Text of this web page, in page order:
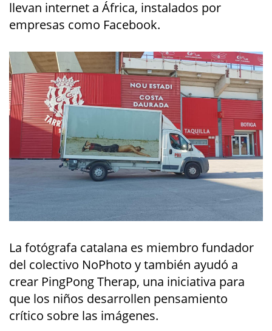
llevan internet a África, instalados por
empresas como Facebook.
La fotógrafa catalana es miembro fundador
del colectivo NoPhoto y también ayudó a
crear PingPong Therap, una iniciativa para
que los niños desarrollen pensamiento
crítico sobre las imágenes.